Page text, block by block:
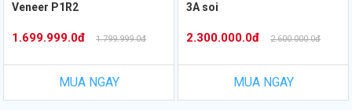
Veneer P1R2
1.699.999.0đ 1.799.999.0đ
MUA NGAY
3A soi
2.300.000.0đ 2.600.000.0đ
MUA NGAY